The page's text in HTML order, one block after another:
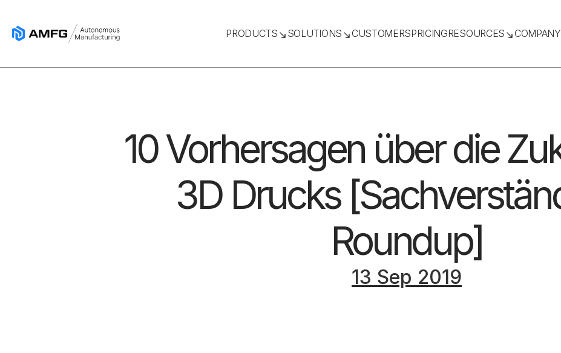
PRODUCTS SOLUTIONS CUSTOMERSPRICINGRESOURCES COMPANY
10 Vorhersagen über die
3D Drucks
Roundup]
13 Sep 2019